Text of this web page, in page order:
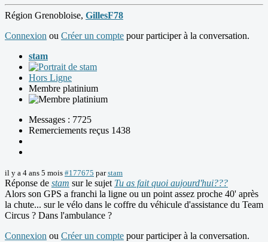
Région Grenobloise, GillesF78
Connexion ou Créer un compte pour participer à la conversation.
stam
Hors Ligne
Membre platinium
Messages : 7725
Remerciements reçus 1438
il y a 4 ans 5 mois #177675 parstam
Réponse de stam sur le sujet Tu as fait quoi aujourd'hui???
Alors son GPS a franchi la ligne ou un point assez proche 40' après
la chute... sur le vélo dans le coffre du véhicule d'assistance du Team
Circus ? Dans l'ambulance ?
Connexion ou Créer un compte pour participer à la conversation.